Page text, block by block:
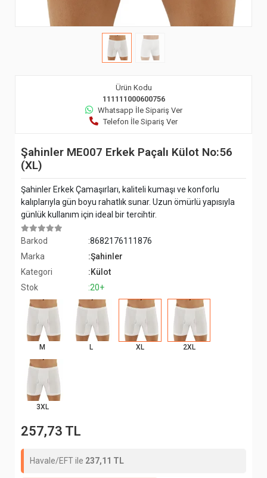
Ürün Kodu
111111000600756
Whatsapp İle Sipariş Ver
Telefon İle Sipariş Ver
Şahinler ME007 Erkek Paçalı Külot No:56
(XL)
Şahinler Erkek Çamaşırları, kaliteli kumaşı ve konforlu
kalıplarıyla gün boyu rahatlık sunar. Uzun ömürlü yapısıyla
günlük kullanım için ideal bir tercihtir.
Barkod
:8682176111876
Marka
:Şahinler
Kategori
:Külot
Stok
:20+
M L XL 2XL
3XL
257,73 TL
Havale/EFT ile 237,11 TL